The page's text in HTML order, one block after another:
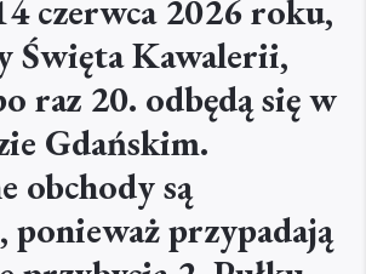
czerwca 2026 roku,
Święta Kawalerii,
raz 20. odbędą się w
Gdańskim.
obchody są
ponieważ przypadają